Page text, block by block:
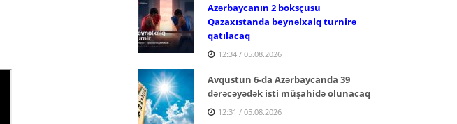
Azərbaycanın 2 boksçusu
Qazaxıstanda beynəlxalq turnirə
qatılacaq
12:34 / 05.08.2026
Avqustun 6-da Azərbaycanda 39
dərəcəyədək isti müşahidə olunacaq
12:31 / 05.08.2026